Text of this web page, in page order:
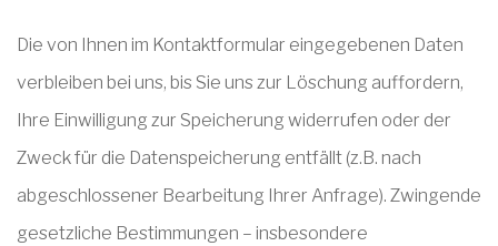
Die von Ihnen im Kontaktformular eingegebenen Daten
verbleiben bei uns, bis Sie uns zur Löschung auffordern,
Ihre Einwilligung zur Speicherung widerrufen oder der
Zweck für die Datenspeicherung entfällt (z.B. nach
abgeschlossener Bearbeitung Ihrer Anfrage). Zwingende
gesetzliche Bestimmungen – insbesondere